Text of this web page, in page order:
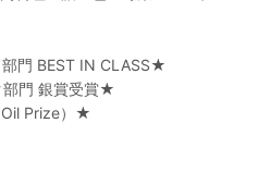
門 BEST IN CLASS★​
門 銀賞受賞★​
Prize）★